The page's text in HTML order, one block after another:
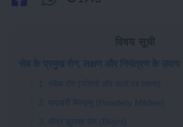
सेब के प्रमुख रोग, लक्षण और नियंत्रण के उपाय
1. स्कैब रोग (पत्तियों और फलों पर लक्षण)
2. पाउडरी मिल्ड्यू (Powdery Mildew)
3. तीव्र झुलसा रोग (Blight)